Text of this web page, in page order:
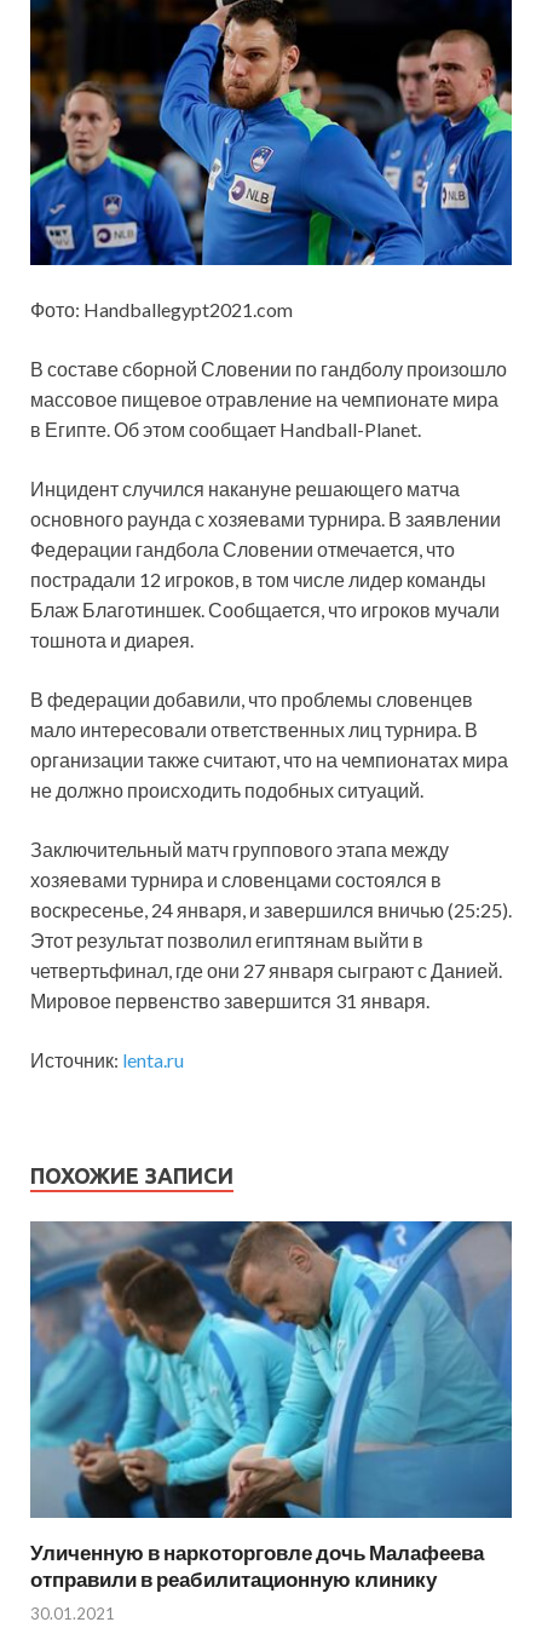
Фото: Handballegypt2021.com
В составе сборной Словении по гандболу произошло
массовое пищевое отравление на чемпионате мира
в Египте. Об этом сообщает Handball-Planet.
Инцидент случился накануне решающего матча
основного раунда с хозяевами турнира. В заявлении
Федерации гандбола Словении отмечается, что
пострадали 12 игроков, в том числе лидер команды
Блаж Благотиншек. Сообщается, что игроков мучали
тошнота и диарея.
В федерации добавили, что проблемы словенцев
мало интересовали ответственных лиц турнира. В
организации также считают, что на чемпионатах мира
не должно происходить подобных ситуаций.
Заключительный матч группового этапа между
хозяевами турнира и словенцами состоялся в
воскресенье, 24 января, и завершился вничью (25:25).
Этот результат позволил египтянам выйти в
четвертьфинал, где они 27 января сыграют с Данией.
Мировое первенство завершится 31 января.
Источник: lenta.ru
ПОХОЖИЕ ЗАПИСИ
Уличенную в наркоторговле дочь Малафеева
отправили в реабилитационную клинику
30.01.2021